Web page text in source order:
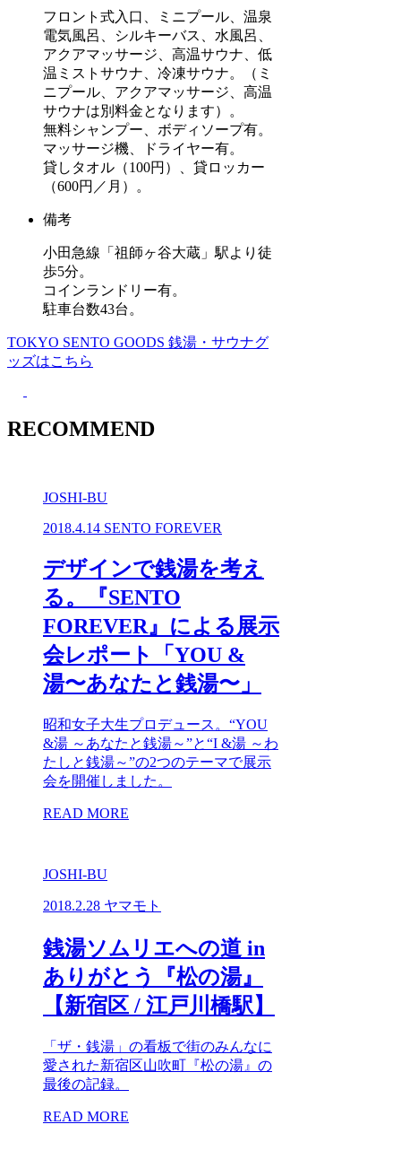
フロント式入口、ミニプール、温泉
電気風呂、シルキーバス、水風呂、
アクアマッサージ、高温サウナ、低
温ミストサウナ、冷凍サウナ。（ミ
ニプール、アクアマッサージ、高温
サウナは別料金となります）。
無料シャンプー、ボディソープ有。
マッサージ機、ドライヤー有。
貸しタオル（100円）、貸ロッカー
（600円／月）。
備考
小田急線「祖師ヶ谷大蔵」駅より徒
歩5分。
コインランドリー有。
駐車台数43台。
TOKYO SENTO GOODS 銭湯・サウナグ
ッズはこちら
RECOMMEND
JOSHI-BU
2018.4.14 SENTO FOREVER
デザインで銭湯を考え
る。『SENTO
FOREVER』による展示
会レポート「YOU &
湯〜あなたと銭湯〜」
昭和女子大生プロデュース。“YOU
&湯 ～あなたと銭湯～”と“I &湯 ～わ
たしと銭湯～”の2つのテーマで展示
会を開催しました。
READ MORE
JOSHI-BU
2018.2.28 ヤマモト
銭湯ソムリエへの道 in
ありがとう『松の湯』
【新宿区 / 江戸川橋駅】
「ザ・銭湯」の看板で街のみんなに
愛された新宿区山吹町『松の湯』の
最後の記録。
READ MORE